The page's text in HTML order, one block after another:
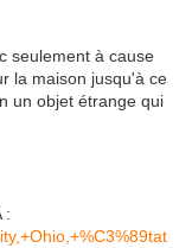
seulement à cause
la maison jusqu'à ce
un objet étrange qui
: